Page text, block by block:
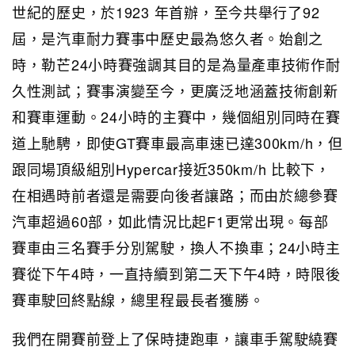
世紀的歷史，於1923 年首辦，至今共舉行了92
屆，是汽車耐力賽事中歷史最為悠久者。始創之
時，勒芒24小時賽強調其目的是為量產車技術作耐
久性測試；賽事演變至今，更廣泛地涵蓋技術創新
和賽車運動。24小時的主賽中，幾個組別同時在賽
道上馳騁，即使GT賽車最高車速已達300km/h，但
跟同場頂級組別Hypercar接近350km/h 比較下，
在相遇時前者還是需要向後者讓路；而由於總參賽
汽車超過60部，如此情況比起F1更常出現。每部
賽車由三名賽手分別駕駛，換人不換車；24小時主
賽從下午4時，一直持續到第二天下午4時，時限後
賽車駛回終點線，總里程最長者獲勝。
我們在開賽前登上了保時捷跑車，讓車手駕駛繞賽